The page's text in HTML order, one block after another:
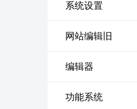
系统设置
网站编辑旧
编辑器
功能系统